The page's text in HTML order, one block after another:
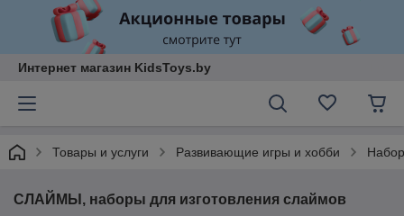
Интернет магазин KidsToys.by
Товары и услуги Развивающие игры и хобби
СЛАЙМЫ, наборы для изготовления слаймов